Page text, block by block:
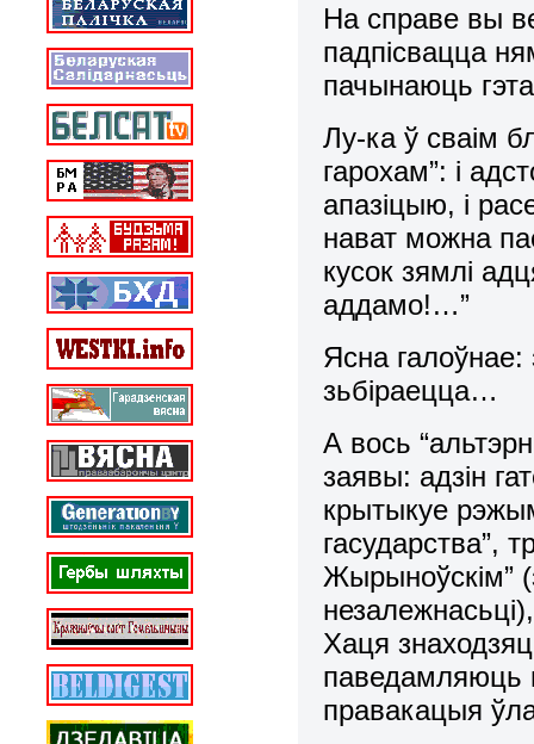
На справе вы
падпісвацца
пачынаюць
Лу-ка ў сваім
гарохам”: і
апазіцыю, і
нават можна
кусок зямлі
аддамо!…”
Ясна галоўнае:
зьбіраецца…
А вось
заявы: адзін
крытыкуе
гасударства”,
Жырыноўскім”
Хаця
паведамляюць
правакацыя